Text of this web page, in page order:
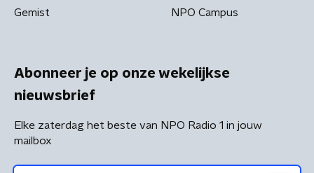
Gemist NPO Campus
Abonneer je op onze wekelijkse
nieuwsbrief
Elke zaterdag het beste van NPO Radio 1 in jouw
mailbox